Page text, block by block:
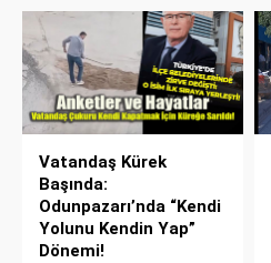
Vatandaş Kürek
Başında:
Odunpazarı’nda “Kendi
Yolunu Kendin Yap”
Dönemi!